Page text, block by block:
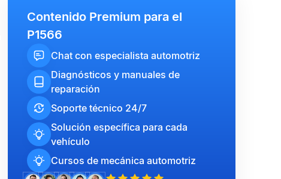
Contenido Premium para el
P1566
Chat con especialista automotriz
Diagnósticos y manuales de
reparación
Soporte técnico 24/7
Solución específica para cada
vehículo
Cursos de mecánica automotriz